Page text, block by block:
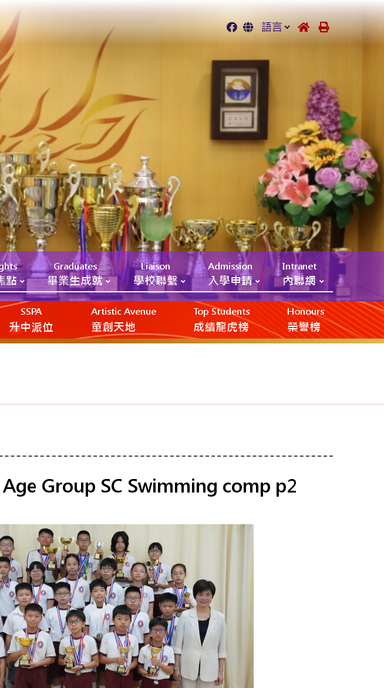
點
Graduates
畢業生成就
Liaison
學校聯繫
Admission
入學申請
Intranet
內聯網
SSPA
升中派位
Artistic Avenue
‎‎‏‎ㅤ童創天地
Top Students
成績龍虎榜
Honours
榮譽榜
Group SC Swimming comp p2